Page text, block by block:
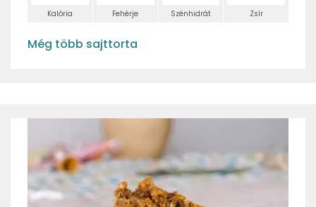
Kalória Fehérje Szénhidrát Zsír
Még több sajttorta